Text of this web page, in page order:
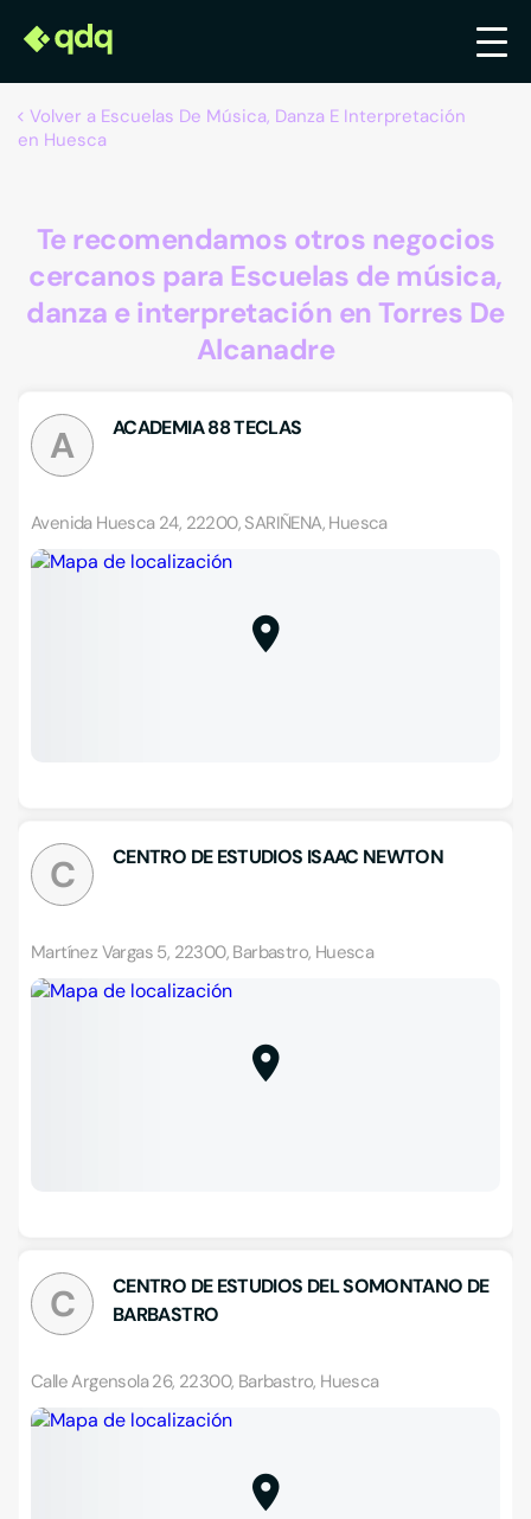
Volver a Escuelas De Música, Danza E Interpretación
en Huesca
Te recomendamos otros negocios
cercanos para Escuelas de música,
danza e interpretación en Torres De
Alcanadre
A ACADEMIA 88 TECLAS
Avenida Huesca 24, 22200, SARIÑENA, Huesca
C CENTRO DE ESTUDIOS ISAAC NEWTON
Martínez Vargas 5, 22300, Barbastro, Huesca
C
CENTRO DE ESTUDIOS DEL SOMONTANO DE
BARBASTRO
Calle Argensola 26, 22300, Barbastro, Huesca